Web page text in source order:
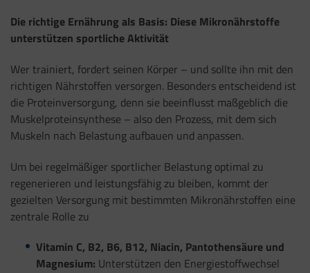
Die richtige Ernährung als Basis: Diese Mikronährstoffe
unterstützen sportliche Aktivität
Wer trainiert, fordert seinen Körper – und sollte ihn mit den
richtigen Nährstoffen versorgen. Besonders entscheidend ist
die Proteinversorgung, denn sie beeinflusst maßgeblich die
Muskelproteinsynthese – also den Prozess, mit dem sich
Muskeln nach Belastung aufbauen und anpassen.
Um bei regelmäßiger sportlicher Belastung optimal zu
regenerieren und leistungsfähig zu bleiben, kommt der
gezielten Versorgung mit bestimmten Mikronährstoffen eine
zentrale Rolle zu
Vitamin C, B2, B6, B12, Niacin, Pantothensäure und
Magnesium: Unterstützen den Energiestoffwechsel